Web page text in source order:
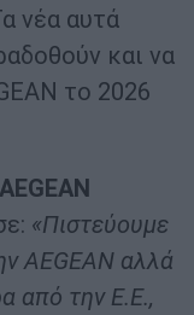
νέα αυτά
και να
το 2026
«Πιστεύουμε
AEGEAN αλλά
από την Ε.Ε.,